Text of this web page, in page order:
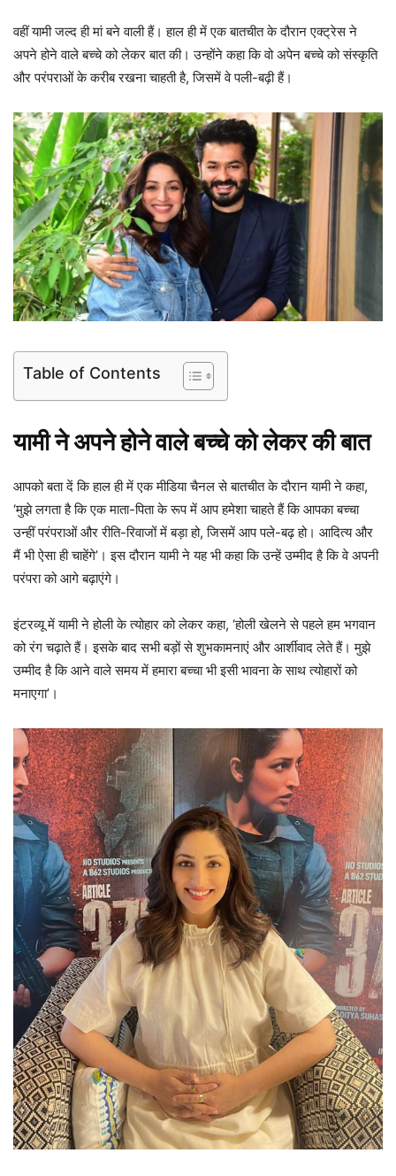
वहीं यामी जल्द ही मां बने वाली हैं। हाल ही में एक बातचीत के दौरान एक्ट्रेस ने
अपने होने वाले बच्चे को लेकर बात की। उन्होंने कहा कि वो अपेन बच्चे को संस्कृति
और परंपराओं के करीब रखना चाहती है, जिसमें वे पली-बढ़ी हैं।
Table of Contents
यामी ने अपने होने वाले बच्चे को लेकर की बात
आपको बता दें कि हाल ही में एक मीडिया चैनल से बातचीत के दौरान यामी ने कहा,
‘मुझे लगता है कि एक माता-पिता के रूप में आप हमेशा चाहते हैं कि आपका बच्चा
उन्हीं परंपराओं और रीति-रिवाजों में बड़ा हो, जिसमें आप पले-बढ़ हो। आदित्य और
मैं भी ऐसा ही चाहेंगे’। इस दौरान यामी ने यह भी कहा कि उन्हें उम्मीद है कि वे अपनी
परंपरा को आगे बढ़ाएंगे।
इंटरव्यू में यामी ने होली के त्योहार को लेकर कहा, ‘होली खेलने से पहले हम भगवान
को रंग चढ़ाते हैं। इसके बाद सभी बड़ों से शुभकामनाएं और आर्शीवाद लेते हैं। मुझे
उम्मीद है कि आने वाले समय में हमारा बच्चा भी इसी भावना के साथ त्योहारों को
मनाएगा’।